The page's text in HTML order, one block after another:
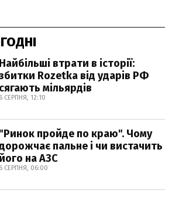
Найбільші втрати в історії:
Rozetka від ударів РФ
сягають мільярдів
6 СЕРПНЯ, 12:10
"Ринок пройде по краю". Чому
пальне і чи вистачить
його на АЗС
6 СЕРПНЯ, 06:00